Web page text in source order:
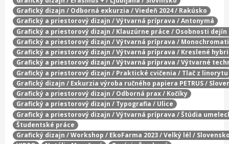
Grafický dizajn / Odborná exkurzia / Viedeň 2024 / Rakúsko
Grafický a priestorový dizajn / Výtvarná príprava / Antonymá
Grafický a priestorový dizajn / Klauzúrne práce / Osobnosti dejín
Grafický a priestorový dizajn / Výtvarná príprava /
Grafický a priestorový dizajn / Výtvarná príprava / Kreslené
Grafický a priestorový dizajn / Výtvarná príprava / Výtvarné
Grafický a priestorový dizajn / Praktické cvičenia / Tlač z linorytu
Grafický dizajn / Exkurzia výroba ručného papiera PETRUS /
Grafický a priestorový dizajn / Odborná prax / Kočíky
Grafický a priestorový dizajn / Typografia / Ulice
Grafický a priestorový dizajn / Výtvarná príprava / Štúdia
Študentské práce
Grafický dizajn / Workshop / EkoFarma 2023 / Velký lél /